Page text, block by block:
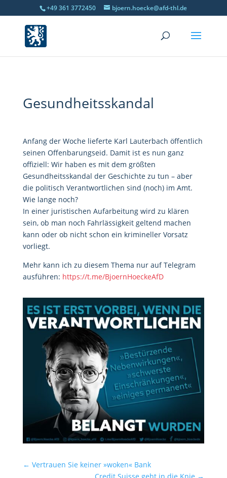
+49 361 3772450 bjoern.hoecke@afd-thl.de
Gesundheitsskandal
Anfang der Woche lieferte Karl Lauterbach öffentlich
seinen Offenbarungseid. Damit ist es nun ganz
offiziell: Wir haben es mit dem größten
Gesundheitsskandal der Geschichte zu tun – aber
die politisch Verantwortlichen sind (noch) im Amt.
Wie lange noch?
In einer juristischen Aufarbeitung wird zu klären
sein, ob man noch Fahrlässigkeit geltend machen
kann oder ob nicht schon ein krimineller Vorsatz
vorliegt.
Mehr kann ich zu diesem Thema nur auf Telegram
ausführen: https://t.me/BjoernHoeckeAfD
← Vertrauen Sie keiner »woken« Bank